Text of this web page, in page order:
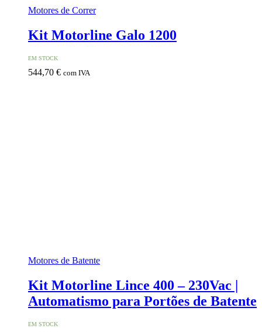
Motores de Correr
Kit Motorline Galo 1200
EM STOCK
544,70 € com IVA
Motores de Batente
Kit Motorline Lince 400 – 230Vac |
Automatismo para Portões de Batente
EM STOCK